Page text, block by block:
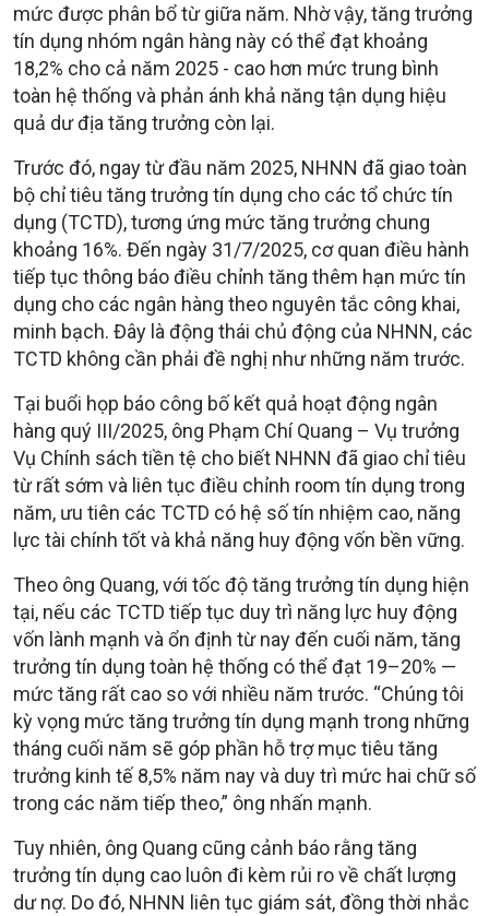
mức được phân bổ từ giữa năm. Nhờ vậy, tăng trưởng
tín dụng nhóm ngân hàng này có thể đạt khoảng
18,2% cho cả năm 2025 - cao hơn mức trung bình
toàn hệ thống và phản ánh khả năng tận dụng hiệu
quả dư địa tăng trưởng còn lại.
Trước đó, ngay từ đầu năm 2025, NHNN đã giao toàn
bộ chỉ tiêu tăng trưởng tín dụng cho các tổ chức tín
dụng (TCTD), tương ứng mức tăng trưởng chung
khoảng 16%. Đến ngày 31/7/2025, cơ quan điều hành
tiếp tục thông báo điều chỉnh tăng thêm hạn mức tín
dụng cho các ngân hàng theo nguyên tắc công khai,
minh bạch. Đây là động thái chủ động của NHNN, các
TCTD không cần phải đề nghị như những năm trước.
Tại buổi họp báo công bố kết quả hoạt động ngân
hàng quý III/2025, ông Phạm Chí Quang – Vụ trưởng
Vụ Chính sách tiền tệ cho biết NHNN đã giao chỉ tiêu
từ rất sớm và liên tục điều chỉnh room tín dụng trong
năm, ưu tiên các TCTD có hệ số tín nhiệm cao, năng
lực tài chính tốt và khả năng huy động vốn bền vững.
Theo ông Quang, với tốc độ tăng trưởng tín dụng hiện
tại, nếu các TCTD tiếp tục duy trì năng lực huy động
vốn lành mạnh và ổn định từ nay đến cuối năm, tăng
trưởng tín dụng toàn hệ thống có thể đạt 19–20% —
mức tăng rất cao so với nhiều năm trước. “Chúng tôi
kỳ vọng mức tăng trưởng tín dụng mạnh trong những
tháng cuối năm sẽ góp phần hỗ trợ mục tiêu tăng
trưởng kinh tế 8,5% năm nay và duy trì mức hai chữ số
trong các năm tiếp theo,” ông nhấn mạnh.
Tuy nhiên, ông Quang cũng cảnh báo rằng tăng
trưởng tín dụng cao luôn đi kèm rủi ro về chất lượng
dư nợ. Do đó, NHNN liên tục giám sát, đồng thời nhắc